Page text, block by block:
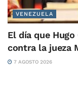
VENEZUELA
El día que
contra la jueza
7 AGOSTO 2026